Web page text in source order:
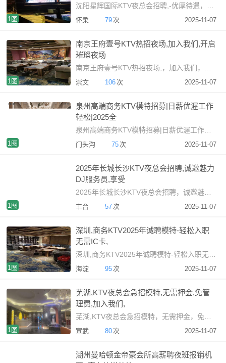
1图 怀柔 79 次 2025-11-07
1图
南京王府壹号KTV热招夜场,加入我们,开启
璀璨夜场
崇文 106 次 2025-11-07
1图
泉州高端商务KTV模特招募|日薪优渥工作
轻松|2025全
泉州高端商务KTV模特招募|日薪优渥工作轻松|2025全新
门头沟 75 次 2025-11-07
1图
2025年长城长沙KTV夜总会招聘,诚邀魅力
DJ服务员,享受
丰台 57 次 2025-11-07
1图
深圳,商务KTV2025年诚聘模特-轻松入职
无需IC卡,
深圳,商务KTV2025年诚聘模特-轻松入职无需IC卡，夜总会
海淀 95 次 2025-11-07
1图
芜湖,KTV夜总会急招模特,无需押金,免管
理费,加入我们,
宣武 80 次 2025-11-07
湖州曼哈顿金帝豪会所高薪聘夜班报销机